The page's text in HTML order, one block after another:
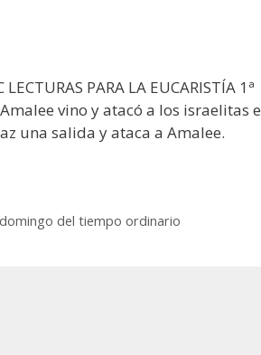
PARA LA EUCARISTÍA 1ª
vino y atacó a los israelitas
una salida y ataca a Amalee.
del tiempo ordinario